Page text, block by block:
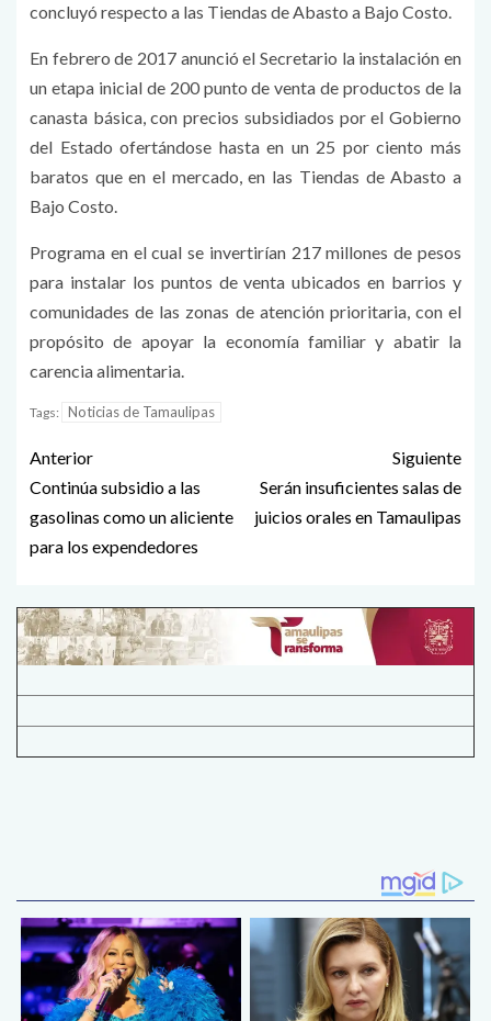
concluyó respecto a las Tiendas de Abasto a Bajo Costo.
En febrero de 2017 anunció el Secretario la instalación en
un etapa inicial de 200 punto de venta de productos de la
canasta básica, con precios subsidiados por el Gobierno
del Estado ofertándose hasta en un 25 por ciento más
baratos que en el mercado, en las Tiendas de Abasto a
Bajo Costo.
Programa en el cual se invertirían 217 millones de pesos
para instalar los puntos de venta ubicados en barrios y
comunidades de las zonas de atención prioritaria, con el
propósito de apoyar la economía familiar y abatir la
carencia alimentaria.
Tags: Noticias de Tamaulipas
Anterior
Continúa subsidio a las
gasolinas como un aliciente
para los expendedores
Siguiente
Serán insuficientes salas de
juicios orales en Tamaulipas